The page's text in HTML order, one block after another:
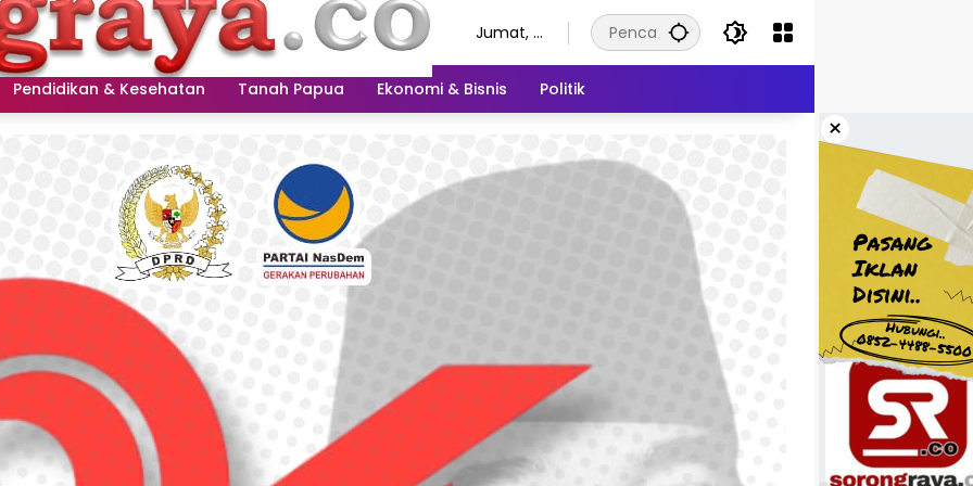
Jumat, 7
2026
Pendidikan & Kesehatan Tanah Papua Ekonomi & Bisnis Politik
×